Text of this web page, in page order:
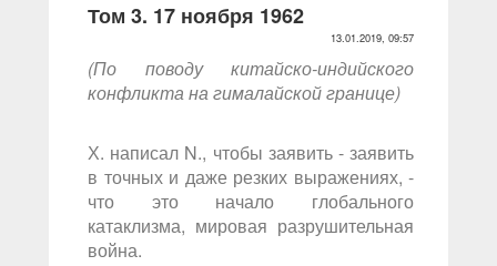
Том 3. 17 ноября 1962
13.01.2019, 09:57
(По поводу китайско-индийского
конфликта на гималайской границе)
Х. написал N., чтобы заявить - заявить
в точных и даже резких выражениях, -
что это начало глобального
катаклизма, мировая разрушительная
война.